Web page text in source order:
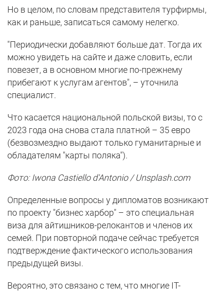
Но в целом, по словам представителя турфирмы,
как и раньше, записаться самому нелегко.
"Периодически добавляют больше дат. Тогда их
можно увидеть на сайте и даже словить, если
повезет, а в основном многие по-прежнему
прибегают к услугам агентов", – уточнила
специалист.
Что касается национальной польской визы, то с
2023 года она снова стала платной – 35 евро
(безвозмездно выдают только гуманитарные и
обладателям "карты поляка").
Фото: Iwona Castiello d'Antonio / Unsplash.com
Определенные вопросы у дипломатов возникают
по проекту "бизнес харбор" – это специальная
виза для айтишников-релокантов и членов их
семей. При повторной подаче сейчас требуется
подтверждение фактического использования
предыдущей визы.
Вероятно, это связано с тем, что многие IT-